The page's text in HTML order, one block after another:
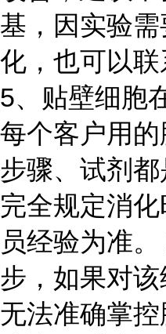
基，因实验需
化，也可以联
5、贴壁细胞
每个客户用
步骤、试剂
完全规定消
员经验为准
步，如果对该
无法准确掌控